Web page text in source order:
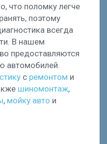
что поломку легче
поэтому
всегда
В нашем
предоставляются
автомобилей.
с ремонтом и
шиномонтаж,
, мойку авто и